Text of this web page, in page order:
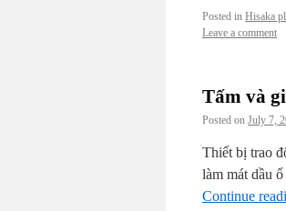
Posted in Hisaka
Leave a comment
Tấm và
Posted on July 7,
Thiết bị trao
làm mát dầu
Continue